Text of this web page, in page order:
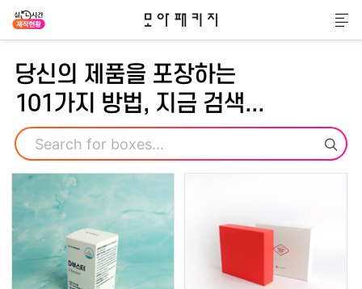
모아패키지
메
당신의 제품을 포장하는
101가지 방법, 지금 검색...
검색